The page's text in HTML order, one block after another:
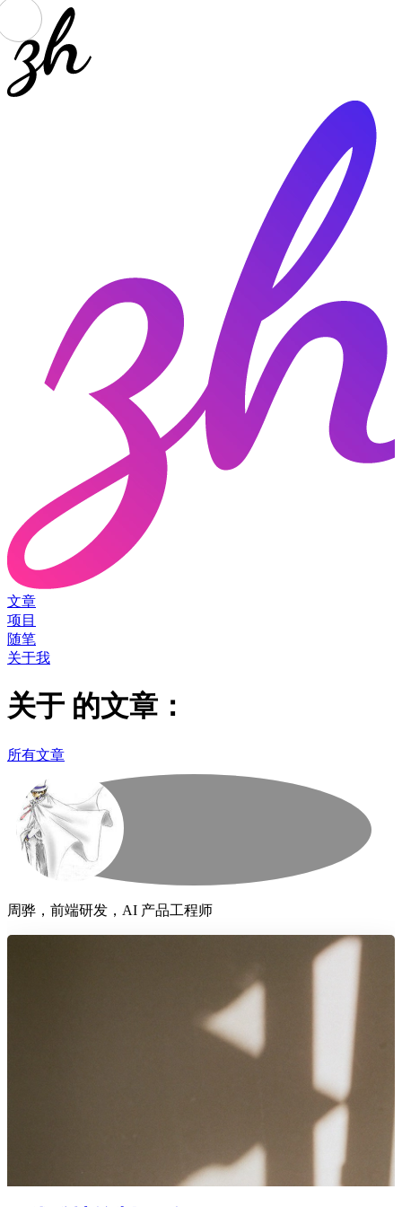
文章
项目
随笔
关于我
关于 的文章：
所有文章
周骅，前端研发，AI 产品工程师